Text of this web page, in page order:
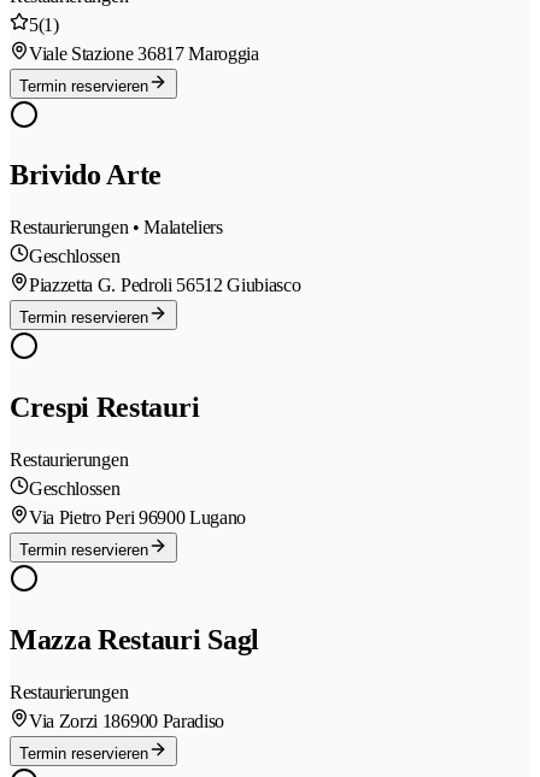
5(1)
Viale Stazione 36817 Maroggia
Termin reservieren
Brivido Arte
Restaurierungen • Malateliers
Geschlossen
Piazzetta G. Pedroli 56512 Giubiasco
Termin reservieren
Crespi Restauri
Restaurierungen
Geschlossen
Via Pietro Peri 96900 Lugano
Termin reservieren
Mazza Restauri Sagl
Restaurierungen
Via Zorzi 186900 Paradiso
Termin reservieren